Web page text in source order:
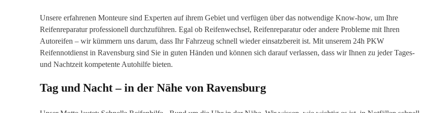
Unsere erfahrenen Monteure sind Experten auf ihrem Gebiet und verfügen über das notwendige Know-how, um Ihre
Reifenreparatur professionell durchzuführen. Egal ob Reifenwechsel, Reifenreparatur oder andere Probleme mit Ihren
Autoreifen – wir kümmern uns darum, dass Ihr Fahrzeug schnell wieder einsatzbereit ist. Mit unserem 24h PKW
Reifennotdienst in Ravensburg sind Sie in guten Händen und können sich darauf verlassen, dass wir Ihnen zu jeder Tages-
und Nachtzeit kompetente Autohilfe bieten.
Tag und Nacht – in der Nähe von Ravensburg